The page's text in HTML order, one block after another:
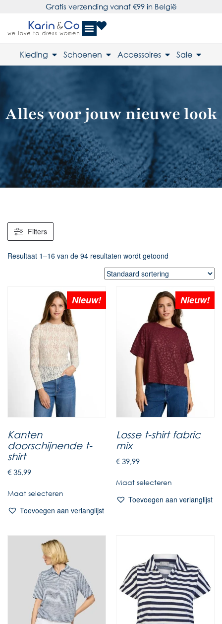
Gratis verzending vanaf €99 in België
Kleding Schoenen Accessoires Sale
Alles voor jouw nieuwe look
Filters
Resultaat 1–16 van de 94 resultaten wordt getoond
Nieuw!
Kanten
doorschijnende t-
shirt
€35,99
Maat selecteren
Toevoegen aan verlanglijst
Nieuw!
Losse t-shirt fabric
mix
€39,99
Maat selecteren
Toevoegen aan verlanglijst